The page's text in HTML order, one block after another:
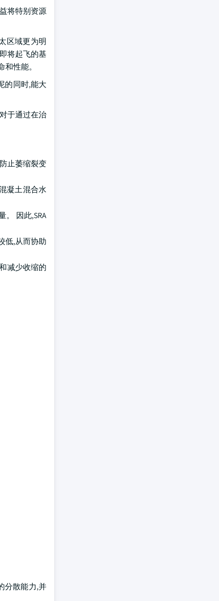
将特别资源
区域更为明
将起飞的基
性能。
的同时,能大
于通过在治
止萎缩裂变
凝土混合水
。 因此,SRA
低,从而协助
减少收缩的
分散能力,并